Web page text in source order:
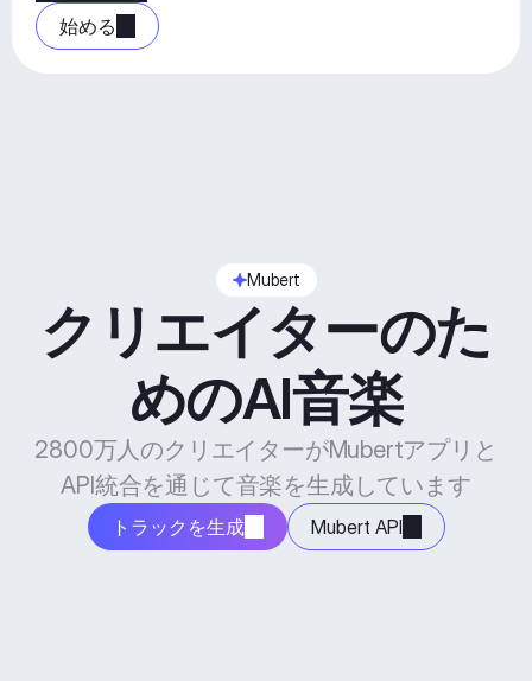
始める
Mubert
クリエイターのた
めのAI音楽
2800万人のクリエイターがMubertアプリと
API統合を通じて音楽を生成しています
トラックを生成 Mubert API